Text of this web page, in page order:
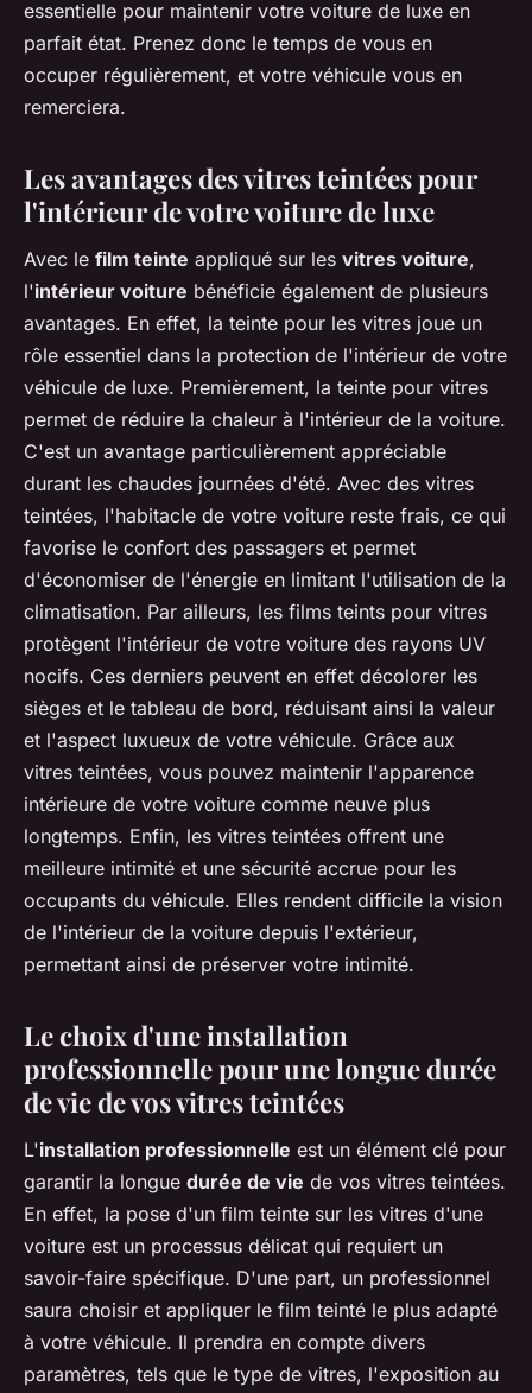
essentielle pour maintenir votre voiture de luxe en
parfait état. Prenez donc le temps de vous en
occuper régulièrement, et votre véhicule vous en
remerciera.
Les avantages des vitres teintées pour
l'intérieur de votre voiture de luxe
Avec le film teinte appliqué sur les vitres voiture,
l'intérieur voiture bénéficie également de plusieurs
avantages. En effet, la teinte pour les vitres joue un
rôle essentiel dans la protection de l'intérieur de votre
véhicule de luxe. Premièrement, la teinte pour vitres
permet de réduire la chaleur à l'intérieur de la voiture.
C'est un avantage particulièrement appréciable
durant les chaudes journées d'été. Avec des vitres
teintées, l'habitacle de votre voiture reste frais, ce qui
favorise le confort des passagers et permet
d'économiser de l'énergie en limitant l'utilisation de la
climatisation. Par ailleurs, les films teints pour vitres
protègent l'intérieur de votre voiture des rayons UV
nocifs. Ces derniers peuvent en effet décolorer les
sièges et le tableau de bord, réduisant ainsi la valeur
et l'aspect luxueux de votre véhicule. Grâce aux
vitres teintées, vous pouvez maintenir l'apparence
intérieure de votre voiture comme neuve plus
longtemps. Enfin, les vitres teintées offrent une
meilleure intimité et une sécurité accrue pour les
occupants du véhicule. Elles rendent difficile la vision
de l'intérieur de la voiture depuis l'extérieur,
permettant ainsi de préserver votre intimité.
Le choix d'une installation
professionnelle pour une longue durée
de vie de vos vitres teintées
L'installation professionnelle est un élément clé pour
garantir la longue durée de vie de vos vitres teintées.
En effet, la pose d'un film teinte sur les vitres d'une
voiture est un processus délicat qui requiert un
savoir-faire spécifique. D'une part, un professionnel
saura choisir et appliquer le film teinté le plus adapté
à votre véhicule. Il prendra en compte divers
paramètres, tels que le type de vitres, l'exposition au